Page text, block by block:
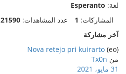
لغة: Esperanto
المشاركات: 1 عدد المشاهدات: 21590
آخر مشاركة
(eo)
Nova retejo pri kuirarto
من Tx0n
31 مايو، 2021